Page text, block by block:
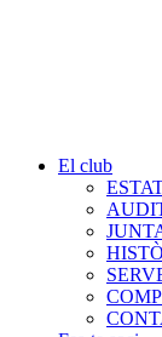
El club